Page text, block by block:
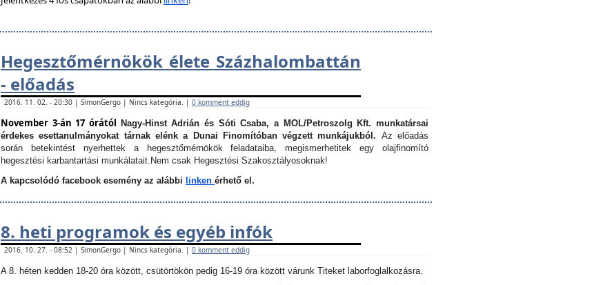
Hegesztőmérnökök élete Százhalombattán
- előadás
2016. 11. 02. - 20:30 | SimonGergo | Nincs kategória. | 0 komment eddig
November 3-án 17 órától Nagy-Hinst Adrián és Sóti Csaba, a MOL/Petroszolg Kft. munkatársai
érdekes esettanulmányokat tárnak elénk a Dunai Finomítóban végzett munkájukból. Az előadás
során betekintést nyerhettek a hegesztőmérnökök feladataiba, megismerhetitek egy olajfinomító
hegesztési karbantartási munkálatait. Nem csak Hegesztési Szakosztályosoknak!
A kapcsolódó facebook esemény az alábbi
linken érhető el.
8. heti programok és egyéb infók
2016. 10. 27. - 08:52 | SimonGergo | Nincs kategória. | 0 komment eddig
A 8. héten kedden 18-20 óra között, csütörtökön pedig 16-19 óra között várunk Titeket laborfoglalkozásra.